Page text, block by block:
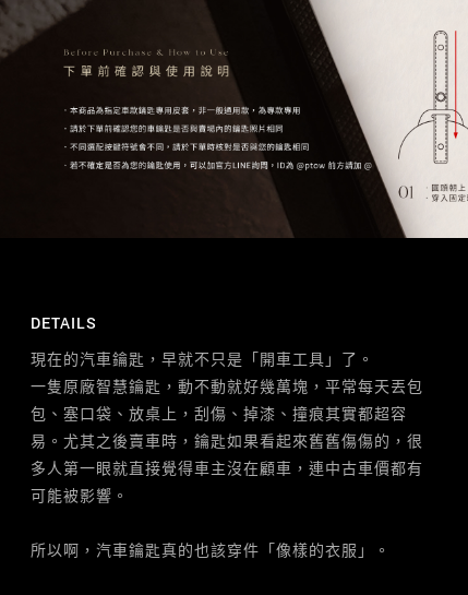
DETAILS
現在的汽車鑰匙，早就不只是「開車工具」了。
一隻原廠智慧鑰匙，動不動就好幾萬塊，平常每天丟包
包、塞口袋、放桌上，刮傷、掉漆、撞痕其實都超容
易。尤其之後賣車時，鑰匙如果看起來舊舊傷傷的，很
多人第一眼就直接覺得車主沒在顧車，連中古車價都有
可能被影響。
所以啊，汽車鑰匙真的也該穿件「像樣的衣服」。